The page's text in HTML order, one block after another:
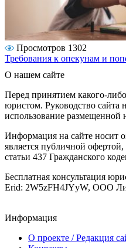
Просмотров 1302
Требования к опекунам и
О нашем сайте
Перед принятием какого-
юристом. Руководство сайта
использование размещенной
Информация на сайте носит
является публичной
статьи 437 Гражданского
Бесплатная консультация
Erid: 2W5zFH4JYyW, ООО
Информация
О проекте / Редакция